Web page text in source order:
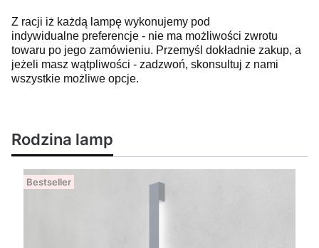
Z racji iż każdą lampę wykonujemy pod
indywidualne preferencje - nie ma możliwości zwrotu
towaru po jego zamówieniu. Przemyśl dokładnie zakup, a
jeżeli masz wątpliwości - zadzwoń, skonsultuj z nami
wszystkie możliwe opcje.
Rodzina lamp
Bestseller